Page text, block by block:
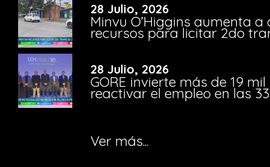
28 Julio, 2026
Minvu O’Higgins aumenta a
recursos para licitar 2do
28 Julio, 2026
GORE invierte más de 19
reactivar el empleo en las
Ver más...